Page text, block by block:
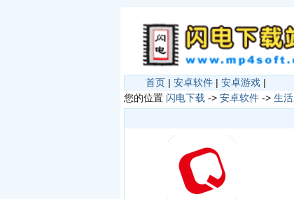
首页 | 安卓软件 | 安卓游戏 |
您的位置 闪电下载 -> 安卓软件 -> 生